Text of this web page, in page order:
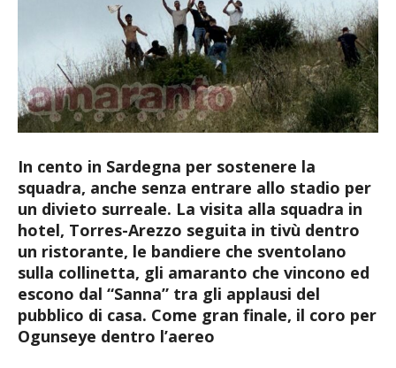
In cento in Sardegna per sostenere la
squadra, anche senza entrare allo stadio per
un divieto surreale. La visita alla squadra in
hotel, Torres-Arezzo seguita in tivù dentro
un ristorante, le bandiere che sventolano
sulla collinetta, gli amaranto che vincono ed
escono dal “Sanna” tra gli applausi del
pubblico di casa. Come gran finale, il coro per
Ogunseye dentro l’aereo